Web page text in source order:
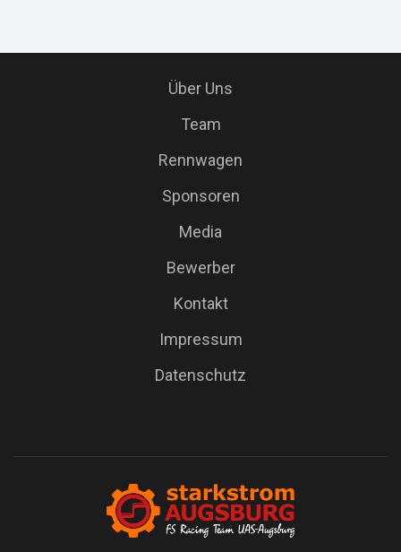
Über Uns
Team
Rennwagen
Sponsoren
Media
Bewerber
Kontakt
Impressum
Datenschutz